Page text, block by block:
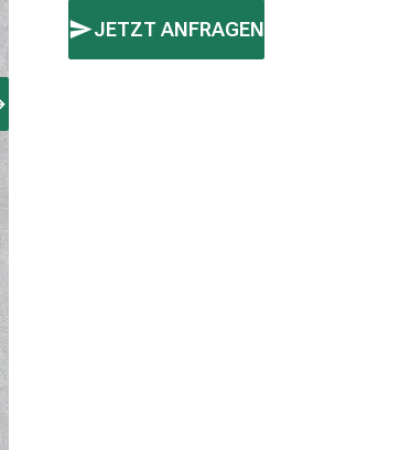
JETZT ANFRAGEN